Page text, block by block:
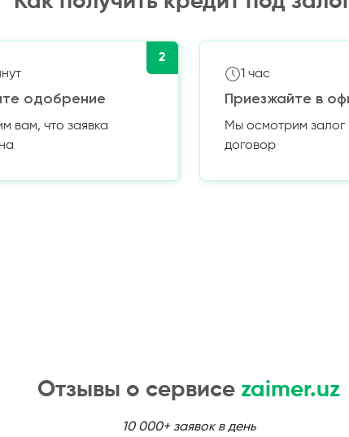
2
одобрение
вам, что заявка
1 час
Приезжайте в
Мы осмотрим
договор
Отзывы о сервисе zaimer.uz
10 000+ заявок в день